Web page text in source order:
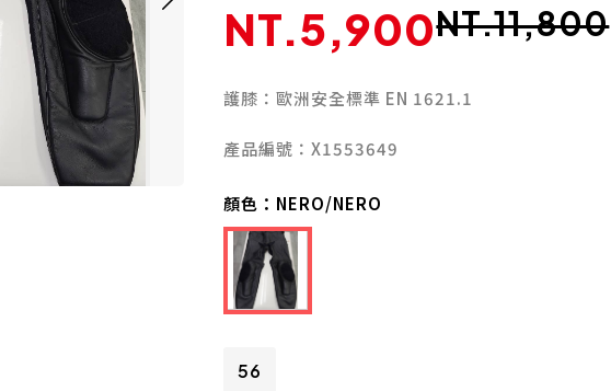
NT.11,800
NT.5,900
護膝：歐洲安全標準 EN 1621.1
產品編號：X1553649
顏色： NERO/NERO
56